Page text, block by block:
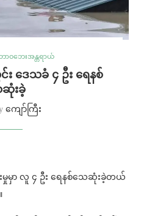
ဝဘေးအန္တရာယ်
း ဒေသခံ ၄ ဦး ရေနစ်
းခဲ့
ကျော်ကြီး
းမှုမှာ လူ ၄ ဦး ရေနစ်သေဆုံးခဲ့တယ်